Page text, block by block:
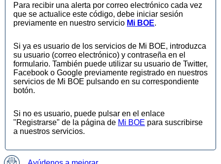
Para recibir una alerta por correo electrónico cada vez
que se actualice este código, debe iniciar sesión
previamente en nuestro servicio Mi BOE.
Si ya es usuario de los servicios de Mi BOE, introduzca
su usuario (correo electrónico) y contraseña en el
formulario. También puede utilizar su usuario de Twitter,
Facebook o Google previamente registrado en nuestros
servicios de Mi BOE pulsando en su correspondiente
botón.
Si no es usuario, puede pulsar en el enlace
"Registrarse" de la página de Mi BOE para suscribirse
a nuestros servicios.